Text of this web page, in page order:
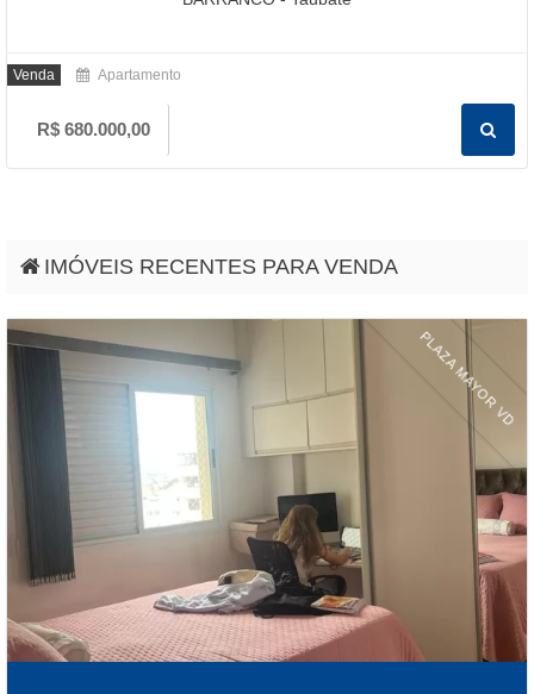
Aluguel Casa
R$ 800,00
IMÓVEIS RECENTES PARA VENDA
PLAZA MAYOR VD